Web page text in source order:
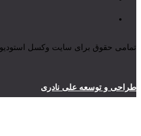
تمامی حقوق برای سایت وکسل
طراحی و توسعه علی نادری